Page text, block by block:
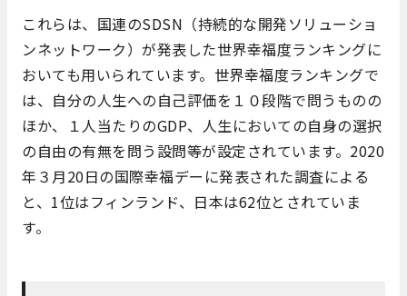
これらは、国連のSDSN（持続的な開発ソリューショ
ンネットワーク）が発表した世界幸福度ランキングに
おいても用いられています。世界幸福度ランキングで
は、自分の人生への自己評価を１０段階で問うものの
ほか、１人当たりのGDP、人生においての自身の選択
の自由の有無を問う設問等が設定されています。2020
年３月20日の国際幸福デーに発表された調査による
と、1位はフィンランド、日本は62位とされていま
す。